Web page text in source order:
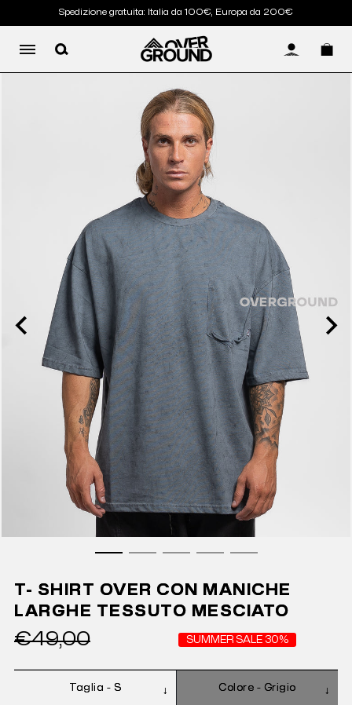
Spedizione gratuita: Italia da 100€, Europa da 200€
LOG IN
T- SHIRT OVER CON MANICHE
LARGHE TESSUTO MESCIATO
€49,00 SUMMER SALE 30%
Taglia - S Colore - Grigio